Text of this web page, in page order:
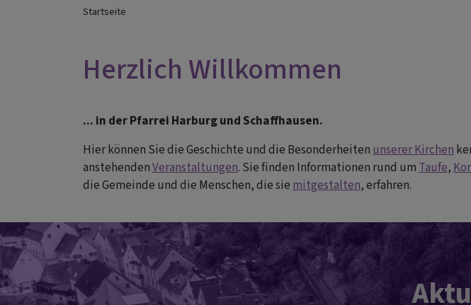
Startseite
Herzlich Willkommen
... in der Pfarrei Harburg und Schaffhausen.
Hier können Sie die Geschichte und die Besonderheiten unserer Kirchen
anstehendenVeranstaltungen. Sie finden Informationen rund um Taufe,
die Gemeinde und die Menschen, die sie mitgestalten, erfahren.